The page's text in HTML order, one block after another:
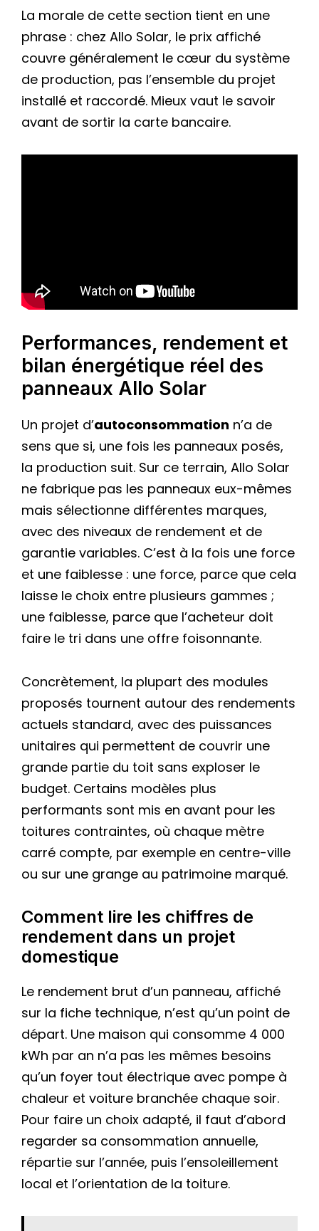
La morale de cette section tient en une
phrase : chez Allo Solar, le prix affiché
couvre généralement le cœur du système
de production, pas l’ensemble du projet
installé et raccordé. Mieux vaut le savoir
avant de sortir la carte bancaire.
Performances, rendement et
bilan énergétique réel des
panneaux Allo Solar
Un projet d’autoconsommation n’a de
sens que si, une fois les panneaux posés,
la production suit. Sur ce terrain, Allo Solar
ne fabrique pas les panneaux eux-mêmes
mais sélectionne différentes marques,
avec des niveaux de rendement et de
garantie variables. C’est à la fois une force
et une faiblesse : une force, parce que cela
laisse le choix entre plusieurs gammes ;
une faiblesse, parce que l’acheteur doit
faire le tri dans une offre foisonnante.
Concrètement, la plupart des modules
proposés tournent autour des rendements
actuels standard, avec des puissances
unitaires qui permettent de couvrir une
grande partie du toit sans exploser le
budget. Certains modèles plus
performants sont mis en avant pour les
toitures contraintes, où chaque mètre
carré compte, par exemple en centre-ville
ou sur une grange au patrimoine marqué.
Comment lire les chiffres de
rendement dans un projet
domestique
Le rendement brut d’un panneau, affiché
sur la fiche technique, n’est qu’un point de
départ. Une maison qui consomme 4 000
kWh par an n’a pas les mêmes besoins
qu’un foyer tout électrique avec pompe à
chaleur et voiture branchée chaque soir.
Pour faire un choix adapté, il faut d’abord
regarder sa consommation annuelle,
répartie sur l’année, puis l’ensoleillement
local et l’orientation de la toiture.